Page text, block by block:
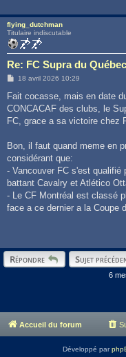
flying_dutchman
Titulaire indiscutable
Re: FC Supra du
M
s
a
g
18 avril 2026 10:29
Fait cocasse, mais en date
CONCACAF des clubs, le
FC, grace a sa victoire chez
Bon, il faut quand meme en
considérant que:
- Vancouver FC s'est qualifié
battant Cavalry et Atlético
- Le CF Montréal est classé
face a ce dernier a la Coupe
Répondre Sujet
6
Accueil du forum
Développé par